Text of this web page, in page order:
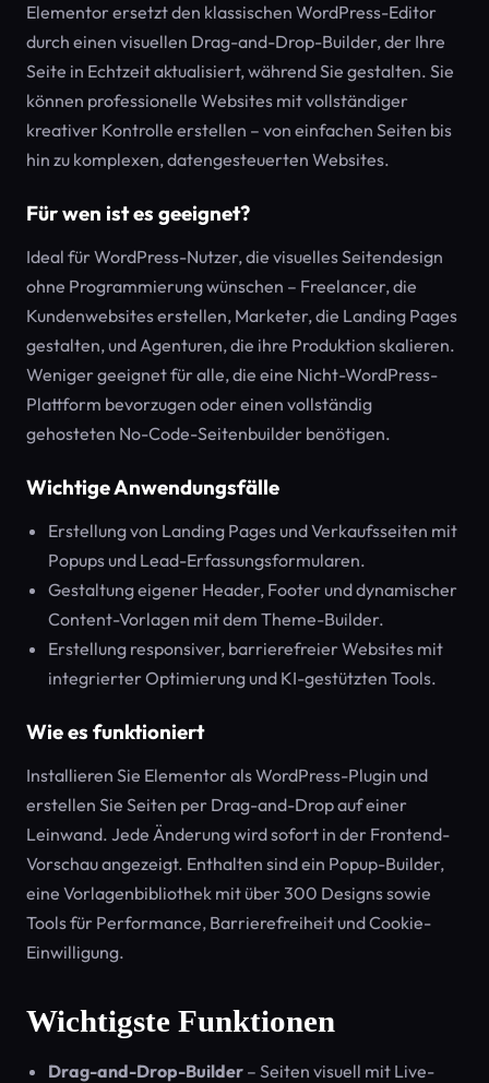
Elementor ersetzt den klassischen WordPress-Editor
durch einen visuellen Drag-and-Drop-Builder, der Ihre
Seite in Echtzeit aktualisiert, während Sie gestalten. Sie
können professionelle Websites mit vollständiger
kreativer Kontrolle erstellen – von einfachen Seiten bis
hin zu komplexen, datengesteuerten Websites.
Für wen ist es geeignet?
Ideal für WordPress-Nutzer, die visuelles Seitendesign
ohne Programmierung wünschen – Freelancer, die
Kundenwebsites erstellen, Marketer, die Landing Pages
gestalten, und Agenturen, die ihre Produktion skalieren.
Weniger geeignet für alle, die eine Nicht-WordPress-
Plattform bevorzugen oder einen vollständig
gehosteten No-Code-Seitenbuilder benötigen.
Wichtige Anwendungsfälle
Erstellung von Landing Pages und Verkaufsseiten mit
Popups und Lead-Erfassungsformularen.
Gestaltung eigener Header, Footer und dynamischer
Content-Vorlagen mit dem Theme-Builder.
Erstellung responsiver, barrierefreier Websites mit
integrierter Optimierung und KI-gestützten Tools.
Wie es funktioniert
Installieren Sie Elementor als WordPress-Plugin und
erstellen Sie Seiten per Drag-and-Drop auf einer
Leinwand. Jede Änderung wird sofort in der Frontend-
Vorschau angezeigt. Enthalten sind ein Popup-Builder,
eine Vorlagenbibliothek mit über 300 Designs sowie
Tools für Performance, Barrierefreiheit und Cookie-
Einwilligung.
Wichtigste Funktionen
Drag-and-Drop-Builder – Seiten visuell mit Live-